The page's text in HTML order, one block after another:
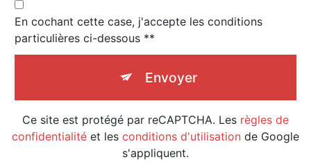
En cochant cette case, j'accepte les conditions
particulières ci-dessous **
Envoyer
Ce site est protégé par reCAPTCHA. Les règles de
confidentialité et les conditions d'utilisation de Google
s'appliquent.